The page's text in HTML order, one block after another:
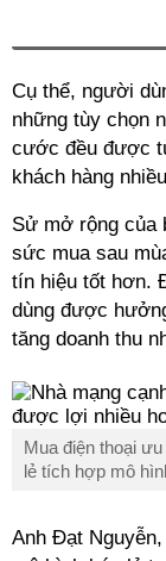
Cụ thể, người
những tùy chọn
cước đều được
khách hàng
Sử mở rộng của
sức mua sau
tín hiệu tốt hơn.
dùng được
tăng doanh thu
Mua điện thoại
lẻ tích hợp mô
Anh Đạt